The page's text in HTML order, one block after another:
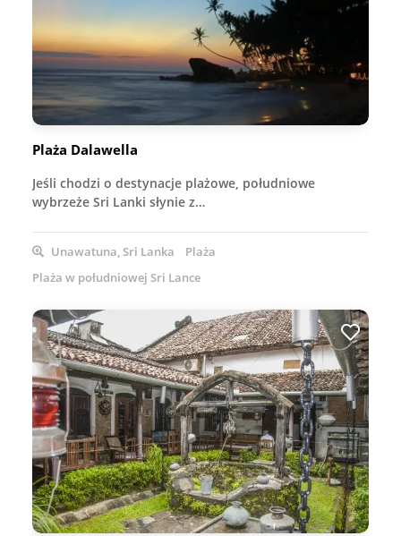
Plaża Dalawella
Jeśli chodzi o destynacje plażowe, południowe
wybrzeże Sri Lanki słynie z…
Unawatuna, Sri Lanka
Plaża
Plaża w południowej Sri Lance